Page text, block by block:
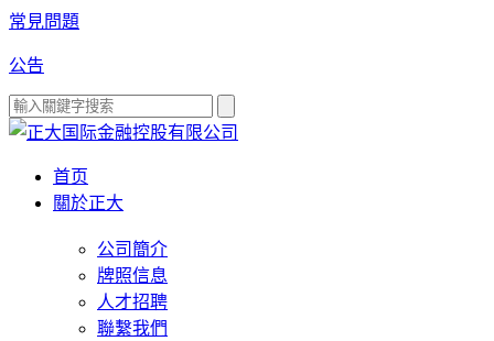
常見問題
公告
首页
關於正大
公司簡介
牌照信息
人才招聘
聯繫我們